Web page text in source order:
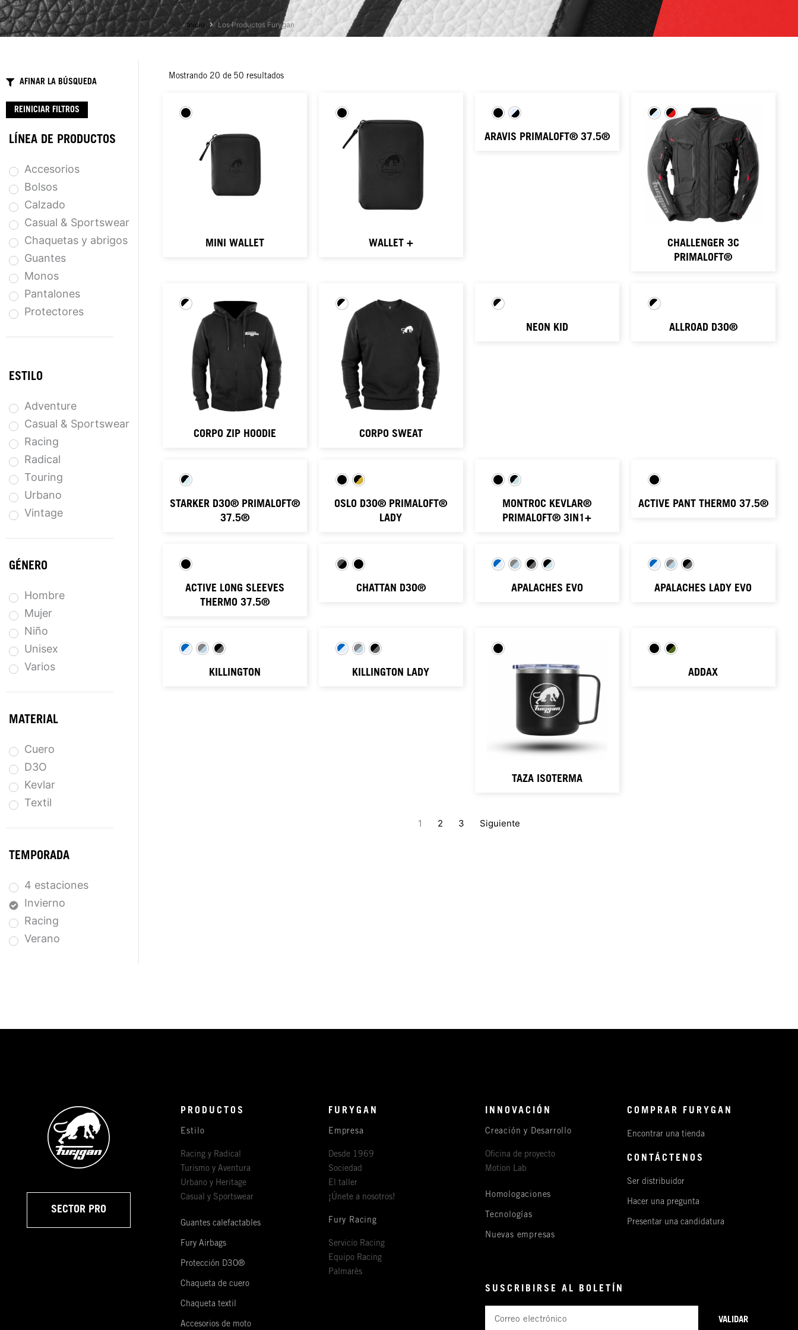
Inicio Los Productos Furygan
AFINAR LA BÚSQUEDA
REINICIAR FILTROS
LÍNEA DE PRODUCTOS
Accesorios
Bolsos
Calzado
Casual & Sportswear
Chaquetas y abrigos
Guantes
Monos
Pantalones
Protectores
ESTILO
Adventure
Casual & Sportswear
Racing
Radical
Touring
Urbano
Vintage
GÉNERO
Hombre
Mujer
Niño
Unisex
Varios
MATERIAL
Cuero
D3O
Kevlar
Textil
TEMPORADA
4 estaciones
Invierno
Racing
Verano
Mostrando 20 de 50 resultados
MINI WALLET WALLET +
ARAVIS PRIMALOFT® 37.5®
CHALLENGER 3C
PRIMALOFT®
CORPO ZIP HOODIE CORPO SWEAT
NEON KID ALLROAD D3O®
STARKER D3O® PRIMALOFT®
37.5®
OSLO D3O® PRIMALOFT®
LADY
MONTROC KEVLAR®
PRIMALOFT® 3IN1+
ACTIVE PANT THERMO 37.5®
ACTIVE LONG SLEEVES
THERMO 37.5®
CHATTAN D3O® APALACHES EVO APALACHES LADY EVO
KILLINGTON KILLINGTON LADY
TAZA ISOTERMA
ADDAX
1 2 3 Siguiente
SECTOR PRO
PRODUCTOS
Estilo
Racing y Radical
Turismo y Aventura
Urbano y Heritage
Casual y Sportswear
Guantes calefactables
Fury Airbags
Protección D3O®
Chaqueta de cuero
Chaqueta textil
Accesorios de moto
FURYGAN
Empresa
Desde 1969
Sociedad
El taller
¡Únete a nosotros!
Fury Racing
Servicio Racing
Equipo Racing
Palmarès
INNOVACIÓN
Creación y Desarrollo
Oficina de proyecto
Motion Lab
Homologaciones
Tecnologías
Nuevas empresas
COMPRAR FURYGAN
Encontrar una tienda
CONTÁCTENOS
Ser distribuidor
Hacer una pregunta
Presentar una candidatura
SUSCRIBIRSE AL BOLETÍN
VALIDAR